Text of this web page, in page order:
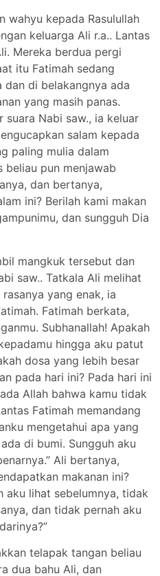
wahyu kepada Rasulullah
keluarga Ali r.a.. Lantas
Mereka berdua pergi
itu Fatimah sedang
di belakangnya ada
yang masih panas.
suara Nabi saw., ia keluar
salam kepada
paling mulia dalam
pun menjawab
dan bertanya,
ini? Berilah kami makan
dan sungguh Dia
mangkuk tersebut dan
saw.. Tatkala Ali melihat
yang enak, ia
Fatimah berkata,
Subhanallah! Apakah
hingga aku patut
dosa yang lebih besar
pada hari ini? Pada hari ini
Allah bahwa kamu tidak
Fatimah memandang
mengetahui apa yang
di bumi. Sungguh aku
Ali bertanya,
makanan ini?
aku lihat sebelumnya, tidak
dan tidak pernah aku
telapak tangan beliau
dua bahu Ali, dan